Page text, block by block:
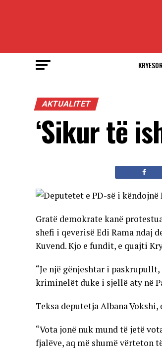
AKTUALITET
‘Sikur të
Gratë demokrate kanë
shefi i qeverisë Edi Rama ndaj
Kuvend. Kjo e fundit, e quajti
“Je një gënjeshtar i
kriminelët duke i sjellë aty në
Teksa deputetja Albana
“Vota jonë nuk mund të jetë
fjalëve, aq më shumë vërteton